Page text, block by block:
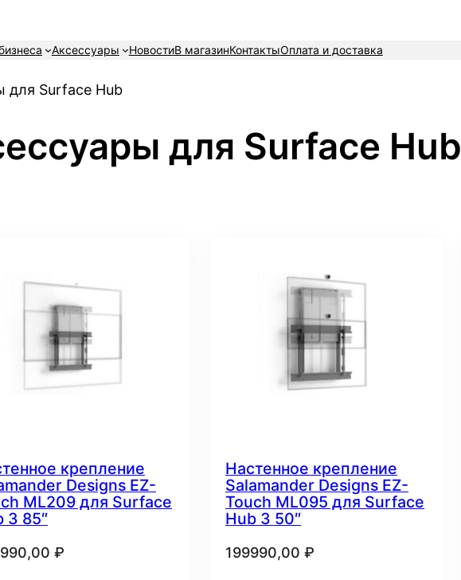
Аксессуары НовостиВ магазинКонтактыОплата и доставка
для Surface Hub
для Surface Hub
крепление
Designs EZ-
ML209 для Surface
3 85″
₽
Настенное крепление
Salamander Designs EZ-
Touch ML095 для Surface
Hub 3 50″
199990,00 ₽